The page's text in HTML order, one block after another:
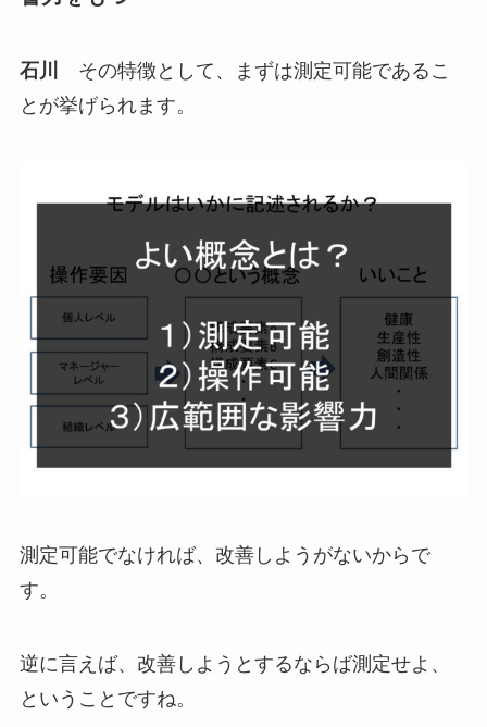
石川
その特徴として、まずは測定可能であるこ
とが挙げられます。
測定可能でなければ、改善しようがないからで
す。
逆に言えば、改善しようとするならば測定せよ、
ということですね。